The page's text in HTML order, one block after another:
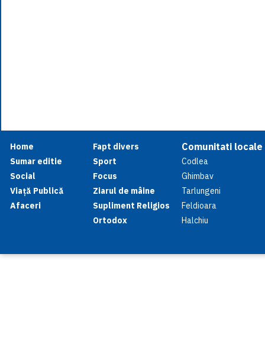
Home
Sumar editie
Social
Viață Publică
Afaceri
Fapt divers
Sport
Focus
Ziarul de mâine
Supliment Religios
Ortodox
Comunitati locale
Codlea
Ghimbav
Tarlungeni
Feldioara
Halchiu